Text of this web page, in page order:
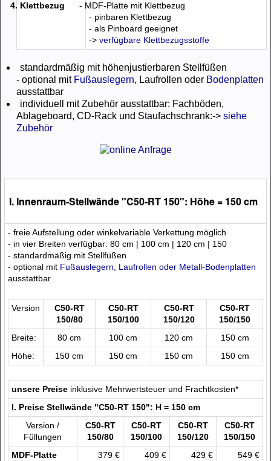
4. Klettbezug
- MDF-Platte mit Klettbezug
- pinbaren Klettbezug
- als Pinboard geeignet
-> verfügbare Klettbezugsstoffe
standardmäßig mit höhenjustierbaren Stellfüßen
- optional mit Fußauslegern, Laufrollen oder Bodenplatten
ausstattbar
individuell mit Zubehör ausstattbar: Fachböden,
Ablageboard, CD-Rack und Staufachschrank:-> siehe
Zubehör
I. Innenraum-Stellwände "C50-RT 150": Höhe = 150 cm
- freie Aufstellung oder winkelvariable Verkettung möglich
- in vier Breiten verfügbar: 80 cm | 100 cm | 120 cm | 150
- standardmäßig mit Stellfüßen
- optional mit Fußauslegern, Laufrollen oder Metall-Bodenplatten
ausstattbar
Version
C50-RT
150/80
C50-RT
150/100
C50-RT
150/120
C50-RT
150/150
Breite:
80 cm 100 cm 120 cm
150 cm
Höhe:
150 cm 150 cm 150 cm 150 cm
unsere Preise inklusive Mehrwertsteuer und Frachtkosten*
I. Preise Stellwände "C50-RT 150": H = 150 cm
Version /
Füllungen
C50-RT
150/80
C50-RT
150/100
C50-RT
150/120
C50-RT
150/150
MDF-Platte
379 € 409 € 429 € 549 €